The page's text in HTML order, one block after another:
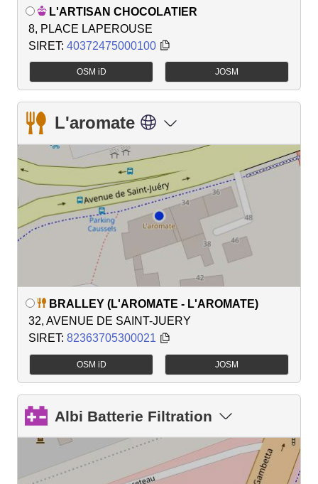
L'ARTISAN CHOCOLATIER
8, PLACE LAPEROUSE
SIRET: 40372475000100
OSM iD JOSM
L'aromate
BRALLEY (L'AROMATE - L'AROMATE)
32, AVENUE DE SAINT-JUERY
SIRET: 82363705300021
OSM iD JOSM
Albi Batterie Filtration